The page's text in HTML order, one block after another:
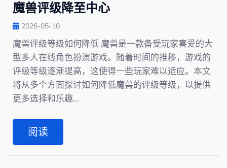
魔兽评级降至中心
2026-05-10
魔兽评级等级如何降低 魔兽是一款备受玩家喜爱的大
型多人在线角色扮演游戏。随着时间的推移，游戏的
评级等级逐渐提高，这使得一些玩家难以适应。本文
将从多个方面探讨如何降低魔兽的评级等级，以提供
更多选择和乐趣...
阅读